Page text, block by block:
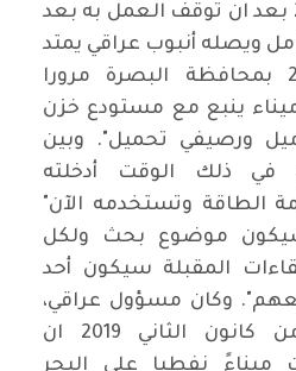
تشغيله في عام 2004 بعد ان توقف العمل به بعد
ويصله أنبوب عراقي يمتد
من محطة الزبير/ 2 بمحافظة البصرة مرورا
ينبع مع مستودع خزن
برميل ورصيفي تحميل". وبين
في ذلك الوقت أدخلته
الطاقة وتستخدمه الآن"
موضوع بحث ولكل
المقبلة سيكون أحد
وكان مسؤول عراقي،
كشف في الثالث من كانون الثاني 2019 ان
ميناءً نفطيا على البحر